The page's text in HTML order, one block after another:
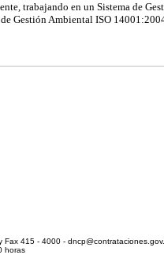
trabajando en un Sistema de
Gestión Ambiental ISO
Fax 415 - 4000 -
horas